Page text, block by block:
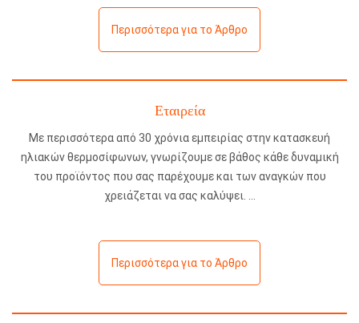
Περισσότερα για το Άρθρο
Εταιρεία
Με περισσότερα από 30 χρόνια εμπειρίας στην κατασκευή
ηλιακών θερμοσίφωνων, γνωρίζουμε σε βάθος κάθε δυναμική
του προϊόντος που σας παρέχουμε και των αναγκών που
χρειάζεται να σας καλύψει.
Περισσότερα για το Άρθρο